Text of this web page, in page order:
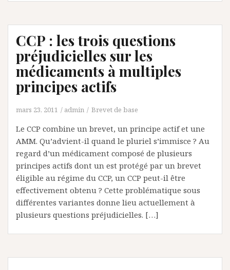
CCP : les trois questions
préjudicielles sur les
médicaments à multiples
principes actifs
mars 23, 2011 admin Brevet de base
Le CCP combine un brevet, un principe actif et une
AMM. Qu’advient-il quand le pluriel s’immisce ? Au
regard d’un médicament composé de plusieurs
principes actifs dont un est protégé par un brevet
éligible au régime du CCP, un CCP peut-il être
effectivement obtenu ? Cette problématique sous
différentes variantes donne lieu actuellement à
plusieurs questions préjudicielles. […]